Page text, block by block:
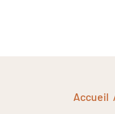
Accueil